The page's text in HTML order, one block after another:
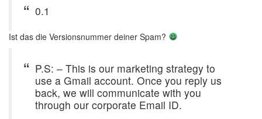
0.1
Ist das die Versionsnummer deiner Spam?
P.S: – This is our marketing strategy to
use a Gmail account. Once you reply us
back, we will communicate with you
through our corporate Email ID.